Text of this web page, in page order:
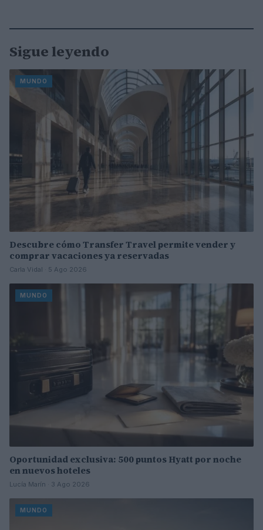
Sigue leyendo
MUNDO
Descubre cómo Transfer Travel permite vender y
comprar vacaciones ya reservadas
Carla Vidal · 5 Ago 2026
MUNDO
Oportunidad exclusiva: 500 puntos Hyatt por noche
en nuevos hoteles
Lucía Marín · 3 Ago 2026
MUNDO